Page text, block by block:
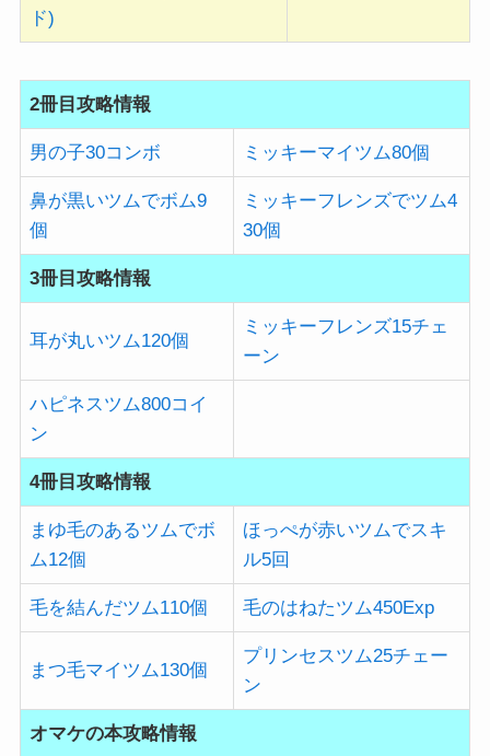
ド)
2冊目攻略情報
男の子30コンボ ミッキーマイツム80個
鼻が黒いツムでボム9
個
ミッキーフレンズでツム4
30個
3冊目攻略情報
耳が丸いツム120個
ミッキーフレンズ15チェ
ーン
ハピネスツム800コイ
ン
4冊目攻略情報
まゆ毛のあるツムでボ
ム12個
ほっぺが赤いツムでスキ
ル5回
毛を結んだツム110個 毛のはねたツム450Exp
まつ毛マイツム130個
プリンセスツム25チェー
ン
オマケの本攻略情報